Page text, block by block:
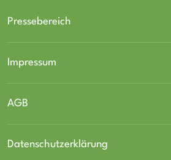
Pressebereich
Impressum
AGB
Datenschutzerklärung